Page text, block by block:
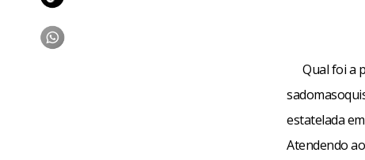
Qual foi a
estatelada
Atendendo